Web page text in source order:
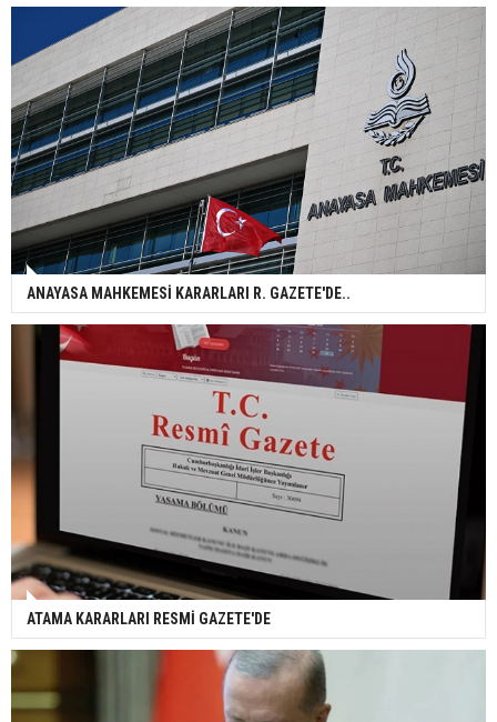
ANAYASA MAHKEMESİ KARARLARI R. GAZETE'DE..
ATAMA KARARLARI RESMİ GAZETE'DE